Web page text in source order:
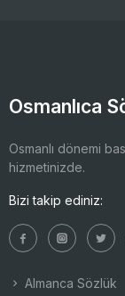
Osmanlıca
Osmanlı dönemi
hizmetinizde.
Bizi takip ediniz:
Almanca Sözlük